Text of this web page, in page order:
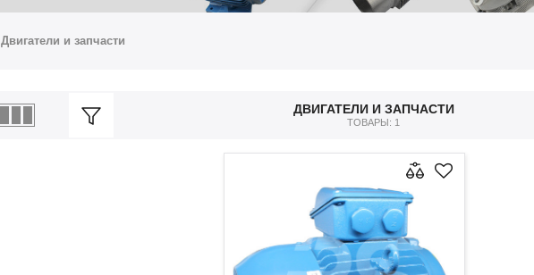
Двигатели и запчасти
ДВИГАТЕЛИ И ЗАПЧАСТИ
ТОВАРЫ: 1